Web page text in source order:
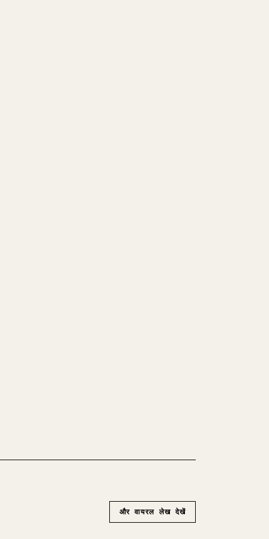
और वायरल लेख देखें